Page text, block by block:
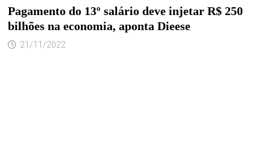
Pagamento do 13º salário deve injetar R$ 250
bilhões na economia, aponta Dieese
21/11/2022